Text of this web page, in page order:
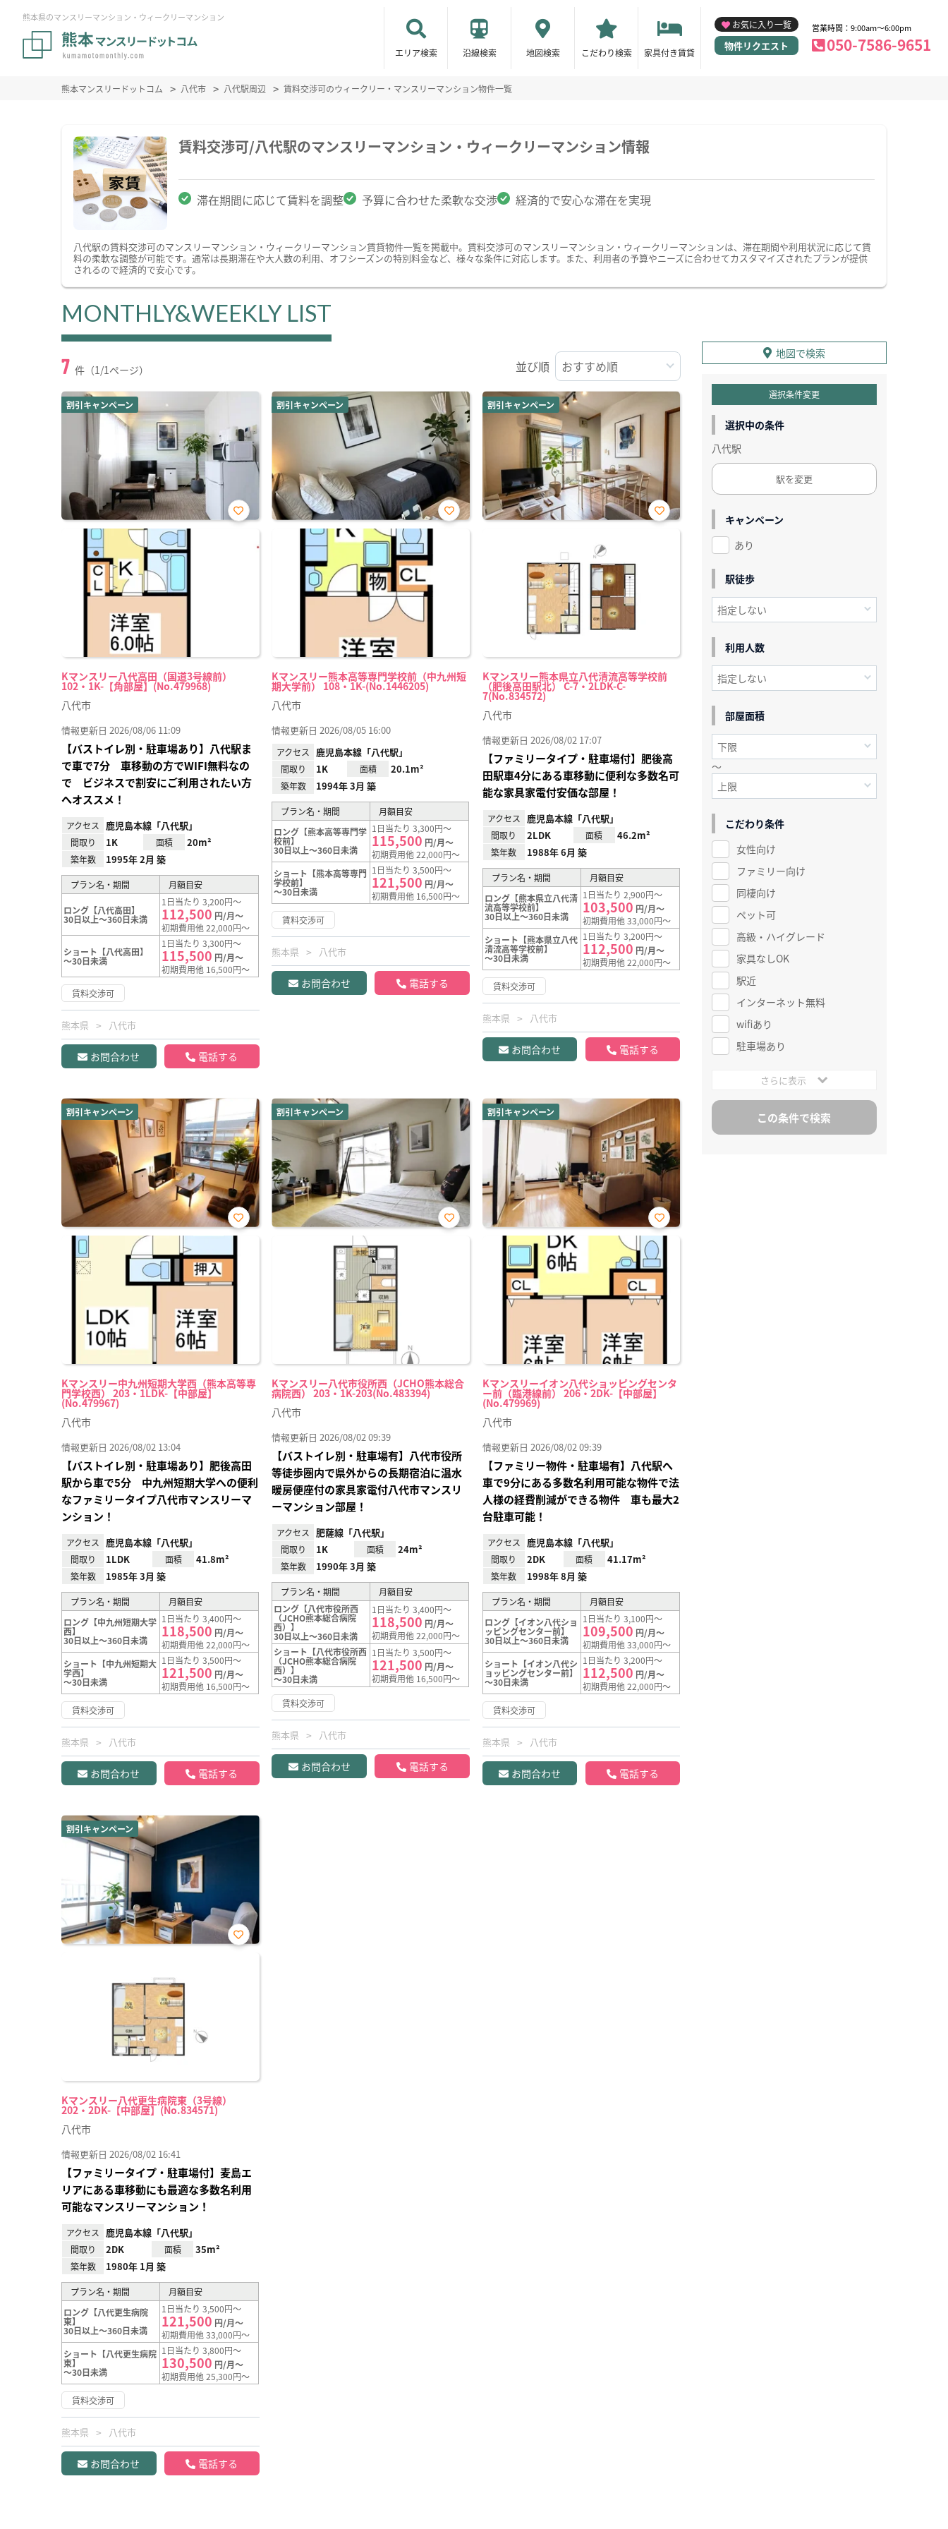
熊本県のマンスリーマンション・ウィークリーマンション
エリア検索 沿線検索 地図検索 こだわり検索 家具付き賃貸
お気に入り一覧
物件リクエスト
営業時間：9:00am～6:00pm
050-7586-9651
熊本マンスリードットコム 八代市 八代駅周辺 賃料交渉可のウィークリー・マンスリーマンション物件一覧
賃料交渉可/八代駅のマンスリーマンション・ウィークリーマンション情報
滞在期間に応じて賃料を調整 予算に合わせた柔軟な交渉 経済的で安心な滞在を実現
八代駅の賃料交渉可のマンスリーマンション・ウィークリーマンション賃貸物件一覧を掲載中。賃料交渉可のマンスリーマンション・ウィークリーマンションは、滞在期間や利用状況に応じて賃
料の柔軟な調整が可能です。通常は長期滞在や大人数の利用、オフシーズンの特別料金など、様々な条件に対応します。また、利用者の予算やニーズに合わせてカスタマイズされたプランが提供
されるので経済的で安心です。
MONTHLY&WEEKLY LIST
7 件（1/1ページ） 並び順
割引キャンペーン
Kマンスリー八代高田（国道3号線前）
102・1K-【角部屋】(No.479968)
お気
八代市
情報更新日 2026/08/06 11:09
【バストイレ別・駐車場あり】八代駅ま
で車で7分 車移動の方でWIFI無料なの
で ビジネスで割安にご利用されたい方
へオススメ！
アクセス 鹿児島本線「八代駅」
間取り 1K 面積 20m²
築年数 1995年 2月 築
プラン名・期間 月額目安
ロング【八代高田】
30日以上～360日未満
1日当たり 3,200円～
112,500 円/月～
初期費用他 22,000円～
ショート【八代高田】
～30日未満
1日当たり 3,300円～
115,500 円/月～
初期費用他 16,500円～
賃料交渉可
熊本県 八代市
お問合わせ 電話する
割引キャンペーン
Kマンスリー熊本高等専門学校前（中九州短
期大学前） 108・1K-(No.1446205)
お気
八代市
情報更新日 2026/08/05 16:00
アクセス 鹿児島本線「八代駅」
間取り 1K 面積 20.1m²
築年数 1994年 3月 築
プラン名・期間
月額目安
ロング【熊本高等専門学
校前】
30日以上～360日未満
1日当たり 3,300円～
115,500 円/月～
初期費用他 22,000円～
ショート【熊本高等専門
学校前】
～30日未満
1日当たり 3,500円～
121,500 円/月～
初期費用他 16,500円～
賃料交渉可
熊本県 八代市
お問合わせ 電話する
割引キャンペーン
Kマンスリー熊本県立八代清流高等学校前
（肥後高田駅北） C-7・2LDK-C-
7(No.834572)
お気
八代市
情報更新日 2026/08/02 17:07
【ファミリータイプ・駐車場付】肥後高
田駅車4分にある車移動に便利な多数名可
能な家具家電付安価な部屋！
アクセス 鹿児島本線「八代駅」
間取り 2LDK 面積 46.2m²
築年数 1988年 6月 築
プラン名・期間
月額目安
ロング【熊本県立八代清
流高等学校前】
30日以上～360日未満
1日当たり 2,900円～
103,500 円/月～
初期費用他 33,000円～
ショート【熊本県立八代
清流高等学校前】
～30日未満
1日当たり 3,200円～
112,500 円/月～
初期費用他 22,000円～
賃料交渉可
熊本県 八代市
お問合わせ 電話する
割引キャンペーン
Kマンスリー中九州短期大学西（熊本高等専
門学校西） 203・1LDK-【中部屋】
(No.479967)
お気
り登
録
八代市
情報更新日 2026/08/02 13:04
【バストイレ別・駐車場あり】肥後高田
駅から車で5分 中九州短期大学への便利
なファミリータイプ八代市マンスリーマ
ンション！
アクセス 鹿児島本線「八代駅」
間取り 1LDK 面積 41.8m²
築年数 1985年 3月 築
プラン名・期間
月額目安
ロング【中九州短期大学
西】
30日以上～360日未満
1日当たり 3,400円～
118,500 円/月～
初期費用他 22,000円～
ショート【中九州短期大
学西】
～30日未満
1日当たり 3,500円～
121,500 円/月～
初期費用他 16,500円～
賃料交渉可
熊本県 八代市
お問合わせ 電話する
割引キャンペーン
Kマンスリー八代市役所西（JCHO熊本総合
病院西） 203・1K-203(No.483394)
お気
八代市
情報更新日 2026/08/02 09:39
【バストイレ別・駐車場有】八代市役所
等徒歩圏内で県外からの長期宿泊に温水
暖房便座付の家具家電付八代市マンスリ
ーマンション部屋！
アクセス 肥薩線「八代駅」
間取り 1K 面積 24m²
築年数 1990年 3月 築
プラン名・期間
月額目安
ロング【八代市役所西
（JCHO熊本総合病院
西）】
30日以上～360日未満
1日当たり 3,400円～
118,500 円/月～
初期費用他 22,000円～
ショート【八代市役所西
（JCHO熊本総合病院
西）】
～30日未満
1日当たり 3,500円～
121,500 円/月～
初期費用他 16,500円～
賃料交渉可
熊本県 八代市
お問合わせ 電話する
割引キャンペーン
Kマンスリーイオン八代ショッピングセンタ
ー前（臨港線前） 206・2DK-【中部屋】
(No.479969)
お気
に入
り登
録
八代市
情報更新日 2026/08/02 09:39
【ファミリー物件・駐車場有】八代駅へ
車で9分にある多数名利用可能な物件で法
人様の経費削減ができる物件 車も最大2
台駐車可能！
アクセス 鹿児島本線「八代駅」
間取り 2DK 面積 41.17m²
築年数 1998年 8月 築
プラン名・期間
月額目安
ロング【イオン八代ショ
ッピングセンター前】
30日以上～360日未満
1日当たり 3,100円～
109,500 円/月～
初期費用他 33,000円～
ショート【イオン八代シ
ョッピングセンター前】
～30日未満
1日当たり 3,200円～
112,500 円/月～
初期費用他 22,000円～
賃料交渉可
熊本県 八代市
お問合わせ 電話する
割引キャンペーン
Kマンスリー八代更生病院東（3号線）
202・2DK-【中部屋】(No.834571)
お気
八代市
情報更新日 2026/08/02 16:41
【ファミリータイプ・駐車場付】麦島エ
リアにある車移動にも最適な多数名利用
可能なマンスリーマンション！
アクセス 鹿児島本線「八代駅」
間取り 2DK 面積 35m²
築年数 1980年 1月 築
プラン名・期間
月額目安
ロング【八代更生病院
東】
30日以上～360日未満
1日当たり 3,500円～
121,500 円/月～
初期費用他 33,000円～
ショート【八代更生病院
東】
～30日未満
1日当たり 3,800円～
130,500 円/月～
初期費用他 25,300円～
賃料交渉可
熊本県 八代市
お問合わせ 電話する
地図で検索
選択条件変更
選択中の条件
八代駅
駅を変更
キャンペーン
あり
駅徒歩
利用人数
部屋面積
～
こだわり条件
女性向け
ファミリー向け
同棲向け
ペット可
高級・ハイグレード
家具なしOK
駅近
インターネット無料
wifiあり
駐車場あり
さらに表示